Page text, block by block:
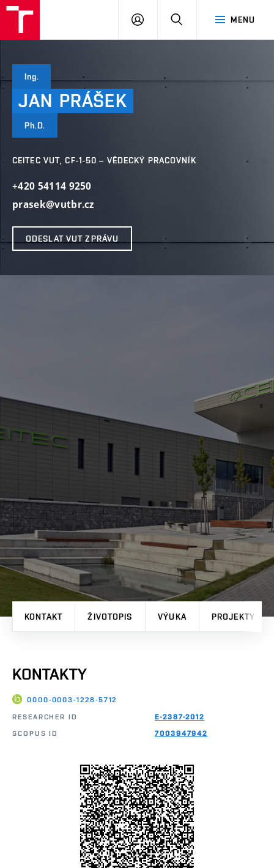
MENU
PŘIHLÁSIT
Ing.
JAN PRÁŠEK
Ph.D.
CEITEC VUT, CF-1-50 – VĚDECKÝ PRACOVNÍK
+420 54114 9250
prasek@vutbr.cz
ODESLAT VUT ZPRÁVU
KONTAKT ŽIVOTOPIS VÝUKA PROJEKTY
KONTAKTY
0000-0003-1228-5712
RESEARCHER ID
E-2387-2012
SCOPUS ID
7003947942